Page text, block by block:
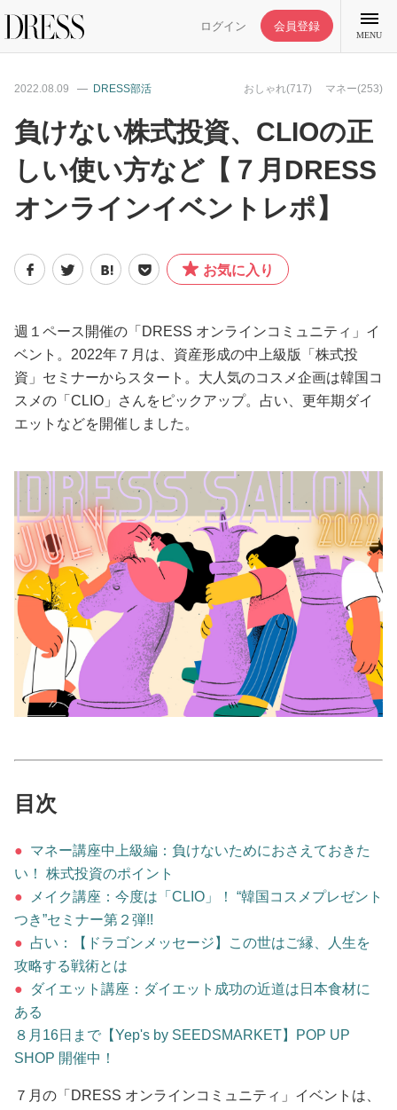
ログイン 会員登録
MENU
特集記事
DRESS部活
ライフスタイル
ファッション
恋愛/結婚/離婚
美容/健康
ワークスタイル
妊娠/出産/家族
ココロ/カラダ
グルメ
トラベル
性と愛
ゲーム
2022.08.09 DRESS部活 おしゃれ(717) マネー(253)
負けない株式投資、CLIOの正
しい使い方など【７月DRESS
オンラインイベントレポ】
お気に入り
週１ペース開催の「DRESS オンラインコミュニティ」イ
ベント。2022年７月は、資産形成の中上級版「株式投
資」セミナーからスタート。大人気のコスメ企画は韓国コ
スメの「CLIO」さんをピックアップ。占い、更年期ダイ
エットなどを開催しました。
目次
● マネー講座中上級編：負けないためにおさえておきた
い！ 株式投資のポイント
●
メイク講座：今度は「CLIO」！ “韓国コスメプレゼント
つき”セミナー第２弾!!
● 占い：【ドラゴンメッセージ】この世はご縁、人生を
攻略する戦術とは
●
ダイエット講座：ダイエット成功の近道は日本食材に
ある
８月16日まで【Yep's by SEEDSMARKET】POP UP
SHOP 開催中！
７月の「DRESS オンラインコミュニティ」イベントは、